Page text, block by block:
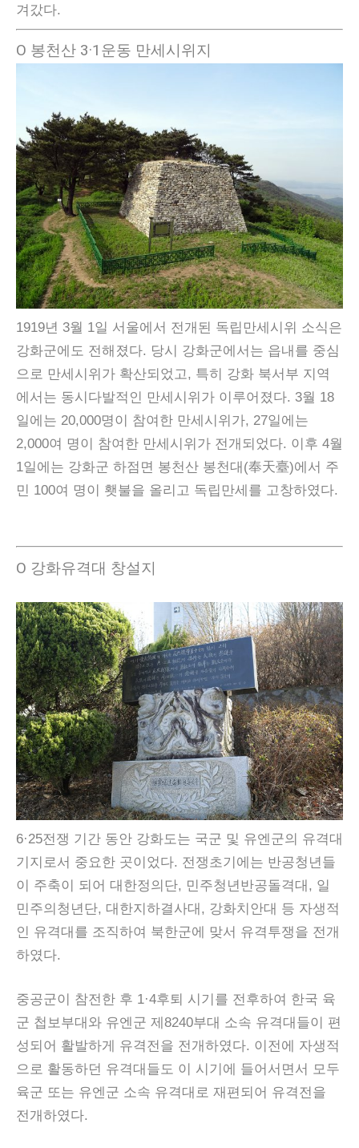
겨갔다.
Ο 봉천산 3·1운동 만세시위지
1919년 3월 1일 서울에서 전개된 독립만세시위 소식은
강화군에도 전해졌다. 당시 강화군에서는 읍내를 중심
으로 만세시위가 확산되었고, 특히 강화 북서부 지역
에서는 동시다발적인 만세시위가 이루어졌다. 3월 18
일에는 20,000명이 참여한 만세시위가, 27일에는
2,000여 명이 참여한 만세시위가 전개되었다. 이후 4월
1일에는 강화군 하점면 봉천산 봉천대(奉天臺)에서 주
민 100여 명이 횃불을 올리고 독립만세를 고창하였다.
Ο 강화유격대 창설지
6·25전쟁 기간 동안 강화도는 국군 및 유엔군의 유격대
기지로서 중요한 곳이었다. 전쟁초기에는 반공청년들
이 주축이 되어 대한정의단, 민주청년반공돌격대, 일
민주의청년단, 대한지하결사대, 강화치안대 등 자생적
인 유격대를 조직하여 북한군에 맞서 유격투쟁을 전개
하였다.
중공군이 참전한 후 1·4후퇴 시기를 전후하여 한국 육
군 첩보부대와 유엔군 제8240부대 소속 유격대들이 편
성되어 활발하게 유격전을 전개하였다. 이전에 자생적
으로 활동하던 유격대들도 이 시기에 들어서면서 모두
육군 또는 유엔군 소속 유격대로 재편되어 유격전을
전개하였다.